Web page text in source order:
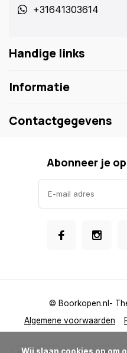
+31641303614
Handige links
Informatie
Contactgegevens
Abonneer je
Algemene voorwaarden
© Boorkopen.nl -